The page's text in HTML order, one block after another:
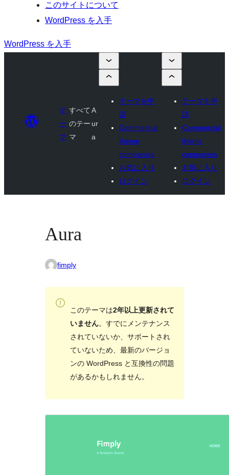
このサイトについて
WordPress を入手
WordPress を入手
テ
ー
マ
すべて
のテー
マ
A
ur
a
テーマを申
請
Commercial
theme
companies
お気に入り
ログイン
テーマを申
請
Commercial
theme
companies
お気に入り
ログイン
Aura
fimply
このテーマは2年以上更新されて
いません。すでにメンテナンス
されていないか、サポートされ
ていないため、最新のバージョ
ンの WordPress と互換性の問題
があるかもしれません。